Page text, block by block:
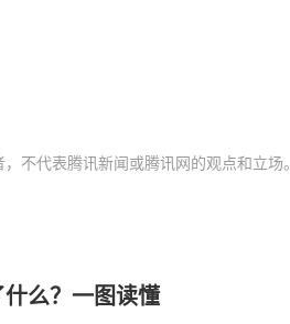
不代表腾讯新闻或腾讯网的观点和立场。
么？一图读懂